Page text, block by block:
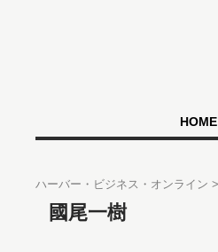
HOME
ハーバー・ビジネス・オンライン
國尾一樹